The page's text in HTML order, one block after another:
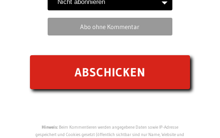
Abo ohne Kommentar
Hinweis:Beim Kommentieren werden angegebene Daten sowie IP-Adresse
gespeichert und Cookies gesetzt (öffentlich sichtbar sind nur Name, Website und